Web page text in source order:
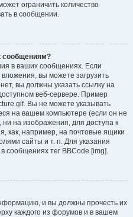
ограничить количество
в сообщении.
сообщениям?
в ваших сообщениях. Если
вы можете загрузить
вы должны указать ссылку на
веб-сервере. Пример
Вы не можете указывать
на вашем компьютере (если он не
на изображения, для доступа к
как, например, на почтовые ящики
сайты и т. п. Для указания
сообщениях тег BBCode [img].
и вы должны прочесть их
каждого из форумов и в вашем